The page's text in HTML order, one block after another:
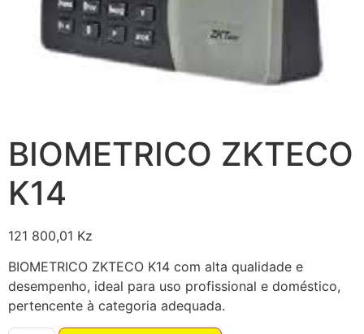
BIOMETRICO ZKTECO
K14
121 800,01 Kz
BIOMETRICO ZKTECO K14 com alta qualidade e
desempenho, ideal para uso profissional e doméstico,
pertencente à categoria adequada.